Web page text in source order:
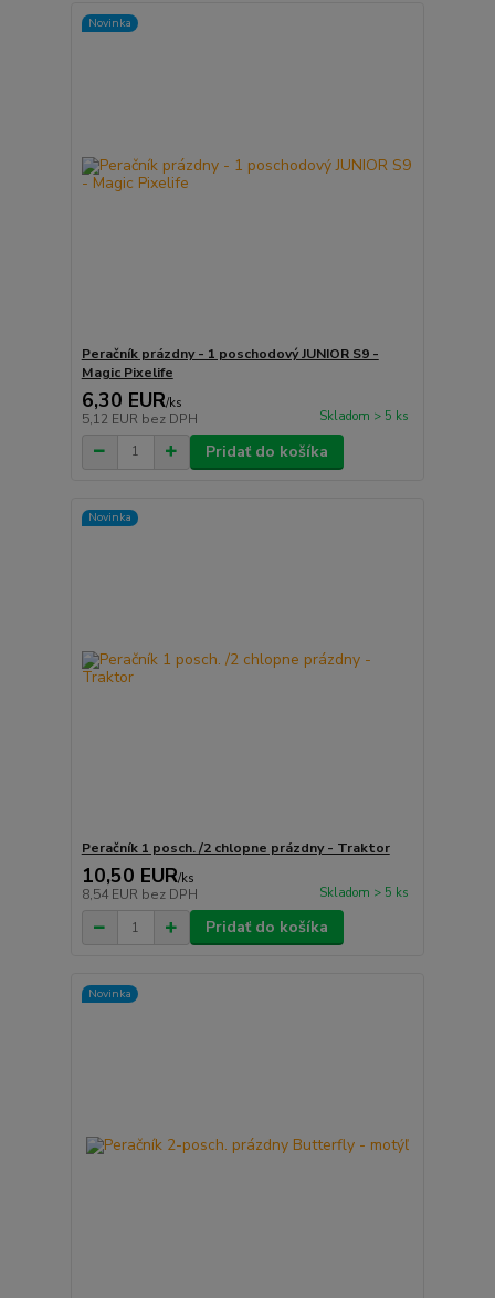
Novinka
Peračník prázdny - 1 poschodový JUNIOR S9 -
Magic Pixelife
6,30 EUR/ks
5,12 EUR bez DPH Skladom > 5 ks
Pridať do košíka
Novinka
Peračník 1 posch. /2 chlopne prázdny - Traktor
10,50 EUR/ks
8,54 EUR bez DPH Skladom > 5 ks
Pridať do košíka
Novinka